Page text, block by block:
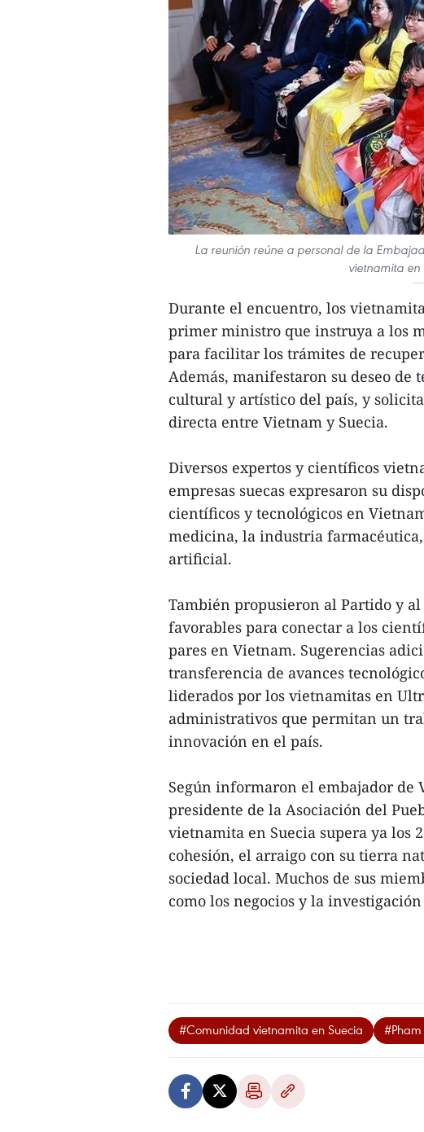
La reunión reúne a personal de la
vietnamita en
Durante el encuentro, los
primer ministro que instruya a los
para facilitar los trámites de
Además, manifestaron su deseo
cultural y artístico del país, y
directa entre Vietnam y Suecia.
Diversos expertos y científicos
empresas suecas expresaron su
científicos y tecnológicos en
medicina, la industria
artificial.
También propusieron al Partido y
favorables para conectar a los
pares en Vietnam. Sugerencias
transferencia de avances
liderados por los vietnamitas en
administrativos que permitan un
innovación en el país.
Según informaron el embajador de
presidente de la Asociación del
vietnamita en Suecia supera ya los
cohesión, el arraigo con su tierra
sociedad local. Muchos de sus
como los negocios y la
#Comunidad vietnamita en Suecia